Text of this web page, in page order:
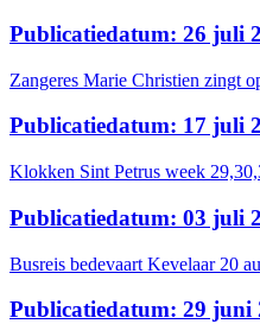
Publicatiedatum: 26 juli
Zangeres Marie Christien zingt
Publicatiedatum: 17 juli
Klokken Sint Petrus week
Publicatiedatum: 03 juli
Busreis bedevaart Kevelaar 20
Publicatiedatum: 29 juni